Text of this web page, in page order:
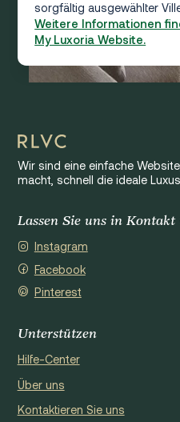
sorgfältig ausgewählter
Weitere Informationen
My Luxoria Website.
Wir sind eine einfache
macht, schnell die ideale
Lassen Sie uns in Kontakt
Instagram
Facebook
Pinterest
Unterstützen
Hilfe-Center
Über uns
Kontaktieren Sie uns